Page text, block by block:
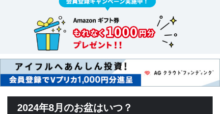
2024年8月のお盆はいつ？